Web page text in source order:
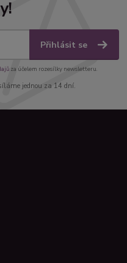
Přihlásit se
za účelem rozesílky newsletteru.
jednou za 14 dní.